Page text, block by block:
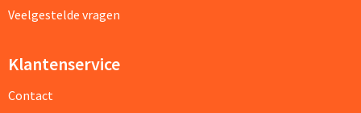
Veelgestelde vragen
Klantenservice
Contact